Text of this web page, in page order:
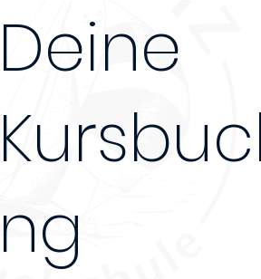
Deine
ng